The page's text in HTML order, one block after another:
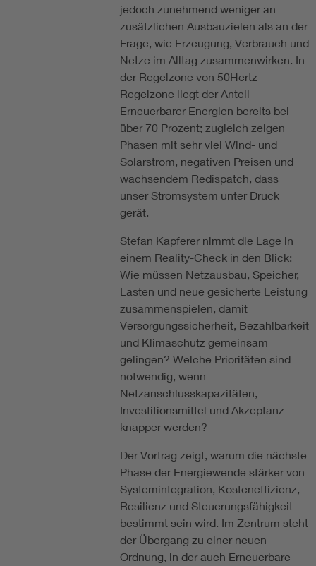
jedoch zunehmend weniger an
zusätzlichen Ausbauzielen als an der
Frage, wie Erzeugung, Verbrauch und
Netze im Alltag zusammenwirken. In
der Regelzone von 50Hertz-
Regelzone liegt der Anteil
Erneuerbarer Energien bereits bei
über 70 Prozent; zugleich zeigen
Phasen mit sehr viel Wind- und
Solarstrom, negativen Preisen und
wachsendem Redispatch, dass
unser Stromsystem unter Druck
gerät.
Stefan Kapferer nimmt die Lage in
einem Reality-Check in den Blick:
Wie müssen Netzausbau, Speicher,
Lasten und neue gesicherte Leistung
zusammenspielen, damit
Versorgungssicherheit, Bezahlbarkeit
und Klimaschutz gemeinsam
gelingen? Welche Prioritäten sind
notwendig, wenn
Netzanschlusskapazitäten,
Investitionsmittel und Akzeptanz
knapper werden?
Der Vortrag zeigt, warum die nächste
Phase der Energiewende stärker von
Systemintegration, Kosteneffizienz,
Resilienz und Steuerungsfähigkeit
bestimmt sein wird. Im Zentrum steht
der Übergang zu einer neuen
Ordnung, in der auch Erneuerbare